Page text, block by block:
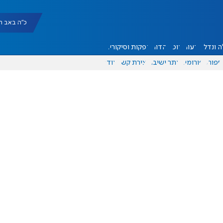
כ"ה באב תשפ"ו
ונדל"ן דעות אוכל יהדות הפקות וסיקורים
ספורט פורומים אתר ישיבה יצירת קשר עוד